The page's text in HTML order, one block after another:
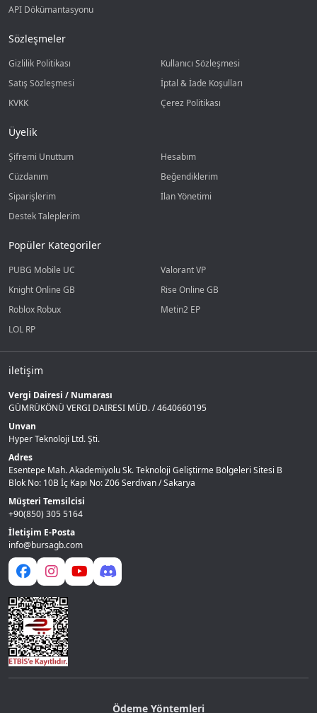
API Dökümantasyonu
Sözleşmeler
Gizlilik Politikası
Kullanıcı Sözleşmesi
Satış Sözleşmesi
İptal & İade Koşulları
KVKK
Çerez Politikası
Üyelik
Şifremi Unuttum
Hesabım
Cüzdanım
Beğendiklerim
Siparişlerim
İlan Yönetimi
Destek Taleplerim
Popüler Kategoriler
PUBG Mobile UC
Valorant VP
Knight Online GB
Rise Online GB
Roblox Robux
Metin2 EP
LOL RP
iletişim
Vergi Dairesi / Numarası
GÜMRÜKÖNÜ VERGI DAIRESI MÜD. / 4640660195
Unvan
Hyper Teknoloji Ltd. Şti.
Adres
Esentepe Mah. Akademiyolu Sk. Teknoloji Geliştirme Bölgeleri Sitesi B
Blok No: 10B İç Kapı No: Z06 Serdivan / Sakarya
Müşteri Temsilcisi
+90(850) 305 5164
İletişim E-Posta
info@bursagb.com
Ödeme Yöntemleri